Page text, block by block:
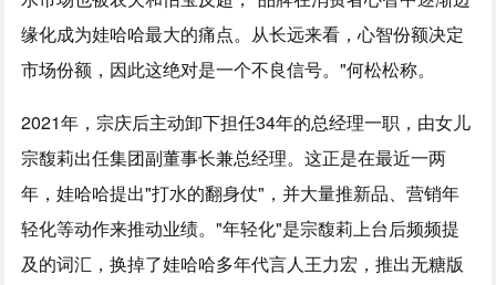
缘化成为娃哈哈最大的痛点。从长远来看，心智份额决定
市场份额，因此这绝对是一个不良信号。"何松松称。
2021年，宗庆后主动卸下担任34年的总经理一职，由女儿
宗馥莉出任集团副董事长兼总经理。这正是在最近一两
年，娃哈哈提出"打水的翻身仗"，并大量推新品、营销年
轻化等动作来推动业绩。"年轻化"是宗馥莉上台后频频提
及的词汇，换掉了娃哈哈多年代言人王力宏，推出无糖版